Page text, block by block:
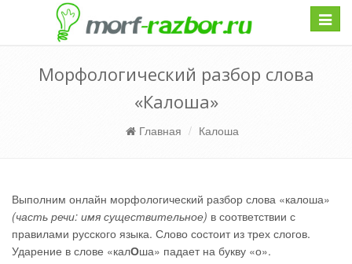
Морфологический разбор слова
«Калоша»
Главная Калоша
Выполним онлайн морфологический разбор слова «калоша»
(часть речи: имя существительное) в соответствии с
правилами русского языка. Слово состоит из трех слогов.
Ударение в слове «калОша» падает на букву «о».